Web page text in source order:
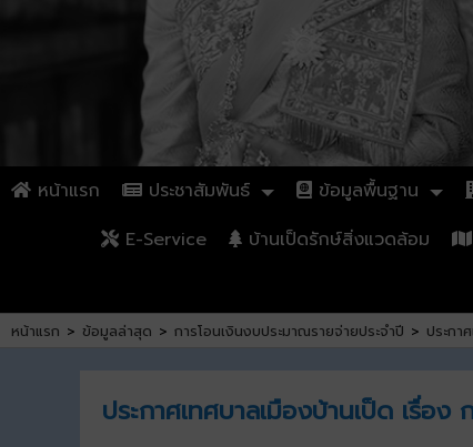
หน้าแรก ประชาสัมพันธ์ ข้อมูลพื้นฐาน
E-Service
บ้านเป็ดรักษ์สิ่งแวดล้อม
หน้าแรก > ข้อมูลล่าสุด > การโอนเงินงบประมาณรายจ่ายประจำปี > ประกา
ประกาศเทศบาลเมืองบ้านเป็ด เรื่อ